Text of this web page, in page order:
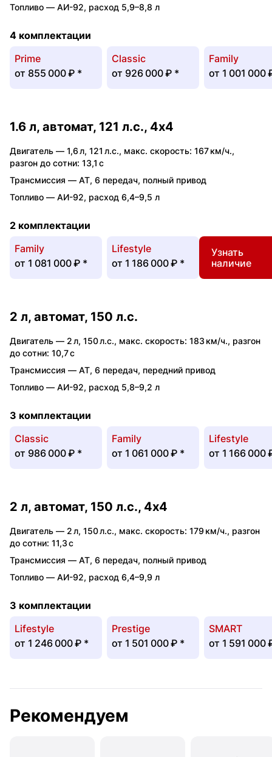
Топливо — АИ-92, расход 5,9–8,8 л
4 комплектации
Prime
от 855 000 ₽ *
Classic
от 926 000 ₽ *
Family
от 1 001 000
1.6 л, автомат, 121 л.с., 4x4
Двигатель — 1,6 л, 121 л.с., макс. скорость: 167 км/ч.,
разгон до сотни: 13,1 с
Трансмиссия — AT, 6 передач, полный привод
Топливо — АИ-92, расход 6,4–9,5 л
2 комплектации
Family
от 1 081 000 ₽ *
Lifestyle
от 1 186 000 ₽ *
Узнать
наличие
2 л, автомат, 150 л.с.
Двигатель — 2 л, 150 л.с., макс. скорость: 183 км/ч., разгон
до сотни: 10,7 с
Трансмиссия — AT, 6 передач, передний привод
Топливо — АИ-92, расход 5,8–9,2 л
3 комплектации
Classic
от 986 000 ₽ *
Family
от 1 061 000 ₽ *
Lifestyle
от 1 166 000
2 л, автомат, 150 л.с., 4x4
Двигатель — 2 л, 150 л.с., макс. скорость: 179 км/ч., разгон
до сотни: 11,3 с
Трансмиссия — AT, 6 передач, полный привод
Топливо — АИ-92, расход 6,4–9,9 л
3 комплектации
Lifestyle
от 1 246 000 ₽ *
Prestige
от 1 501 000 ₽ *
SMART
от 1 591 000
Рекомендуем